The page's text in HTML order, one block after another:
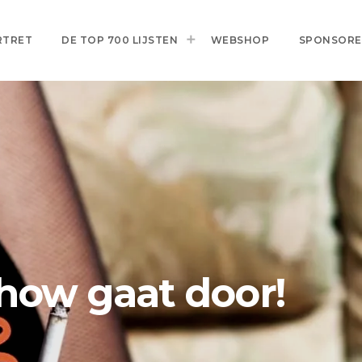
DE TOP 700 LIJSTEN WEBSHOP
gaat door!